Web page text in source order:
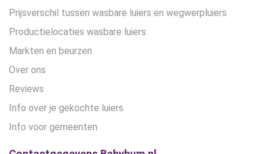
Prijsverschil tussen wasbare luiers en wegwerpluiers
Productielocaties wasbare luiers
Markten en beurzen
Over ons
Reviews
Info over je gekochte luiers
Info voor gemeenten